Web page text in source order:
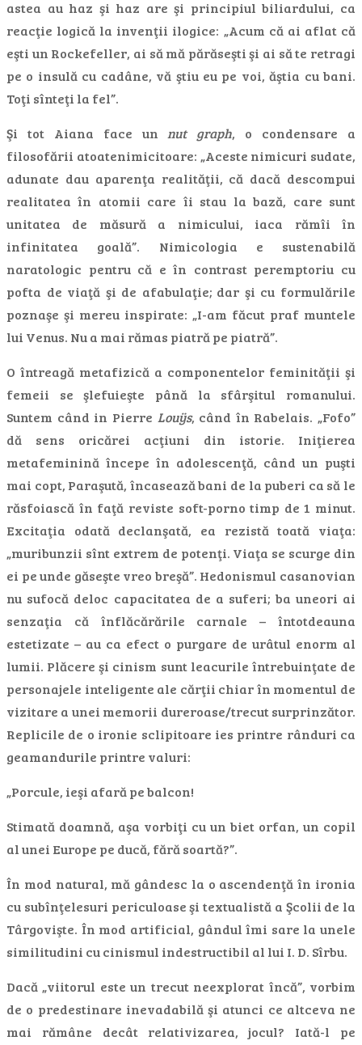
astea au haz şi haz are şi principiul biliardului, ca
reacţie logică la invenţii ilogice: „Acum că ai aflat că
eşti un Rockefeller, ai să mă părăseşti şi ai să te retragi
pe o insulă cu cadâne, vă ştiu eu pe voi, ăştia cu bani.
Toţi sînteţi la fel”.
Şi tot Aiana face un nut graph, o condensare a
filosofării atoatenimicitoare: „Aceste nimicuri sudate,
adunate dau aparenţa realităţii, că dacă descompui
realitatea în atomii care îi stau la bază, care sunt
unitatea de măsură a nimicului, iaca rămîi în
infinitatea goală”. Nimicologia e sustenabilă
naratologic pentru că e în contrast peremptoriu cu
pofta de viaţă şi de afabulaţie; dar şi cu formulările
poznaşe şi mereu inspirate: „I-am făcut praf muntele
lui Venus. Nu a mai rămas piatră pe piatră”.
O întreagă metafizică a componentelor feminităţii şi
femeii se şlefuieşte până la sfârşitul romanului.
Suntem când in Pierre Louÿs, când în Rabelais. „Fofo”
dă sens oricărei acţiuni din istorie. Iniţierea
metafeminină începe în adolescenţă, când un puşti
mai copt, Paraşută, încasează bani de la puberi ca să le
răsfoiască în faţă reviste soft-porno timp de 1 minut.
Excitaţia odată declanşată, ea rezistă toată viaţa:
„muribunzii sînt extrem de potenţi. Viaţa se scurge din
ei pe unde găseşte vreo breşă”. Hedonismul casanovian
nu sufocă deloc capacitatea de a suferi; ba uneori ai
senzaţia că înflăcărările carnale – întotdeauna
estetizate – au ca efect o purgare de urâtul enorm al
lumii. Plăcere şi cinism sunt leacurile întrebuinţate de
personajele inteligente ale cărţii chiar în momentul de
vizitare a unei memorii dureroase/trecut surprinzător.
Replicile de o ironie sclipitoare ies printre rânduri ca
geamandurile printre valuri:
„Porcule, ieşi afară pe balcon!
Stimată doamnă, aşa vorbiţi cu un biet orfan, un copil
al unei Europe pe ducă, fără soartă?”.
În mod natural, mă gândesc la o ascendenţă în ironia
cu subînţelesuri periculoase şi textualistă a Şcolii de la
Târgovişte. În mod artificial, gândul îmi sare la unele
similitudini cu cinismul indestructibil al lui I. D. Sîrbu.
Dacă „viitorul este un trecut neexplorat încă”, vorbim
de o predestinare inevadabilă şi atunci ce altceva ne
mai rămâne decât relativizarea, jocul? Iată-l pe